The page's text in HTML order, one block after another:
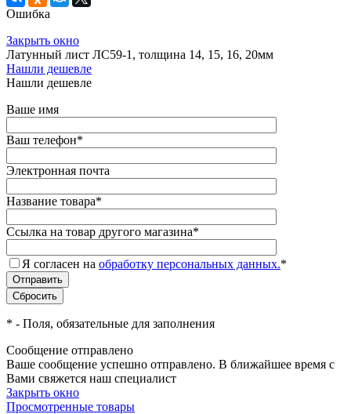
Ошибка
Закрыть окно
Латунный лист ЛС59-1, толщина 14, 15, 16, 20мм
Нашли дешевле
Нашли дешевле
Ваше имя
Ваш телефон*
Электронная почта
Название товара*
Ссылка на товар другого магазина*
Я согласен на обработку персональных данных.*
* - Поля, обязательные для заполнения
Сообщение отправлено
Ваше сообщение успешно отправлено. В ближайшее время с
Вами свяжется наш специалист
Закрыть окно
Просмотренные товары